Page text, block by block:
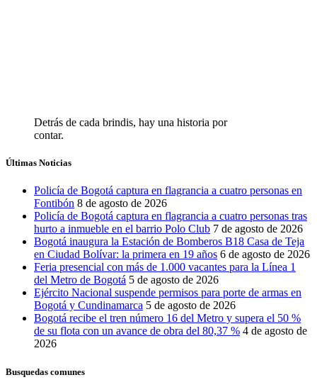
Detrás de cada brindis, hay una historia por
contar.
Últimas Noticias
Policía de Bogotá captura en flagrancia a cuatro personas en
Fontibón 8 de agosto de 2026
Policía de Bogotá captura en flagrancia a cuatro personas tras
hurto a inmueble en el barrio Polo Club 7 de agosto de 2026
Bogotá inaugura la Estación de Bomberos B18 Casa de Teja
en Ciudad Bolívar: la primera en 19 años 6 de agosto de 2026
Feria presencial con más de 1.000 vacantes para la Línea 1
del Metro de Bogotá 5 de agosto de 2026
Ejército Nacional suspende permisos para porte de armas en
Bogotá y Cundinamarca 5 de agosto de 2026
Bogotá recibe el tren número 16 del Metro y supera el 50 %
de su flota con un avance de obra del 80,37 % 4 de agosto de
2026
Busquedas comunes